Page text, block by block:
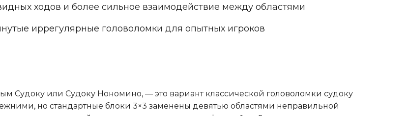
ходов и более сильное взаимодействие между областями
иррегулярные головоломки для опытных игроков
Судоку или Судоку Нономино, — это вариант классической головоломки судоку
но стандартные блоки 3×3 заменены девятью областями неправильной